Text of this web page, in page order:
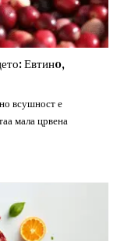
Евтинo,
всушност е
мала црвена